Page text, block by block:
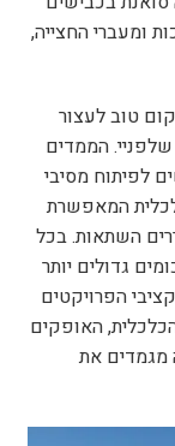
ומעברי החצייה,
טוב לעצור
הממדים
לפיתוח מסיבי
המאפשרת
השתאות. בכל
גדולים יותר
הפרויקטים
האופקים
מגמדים את